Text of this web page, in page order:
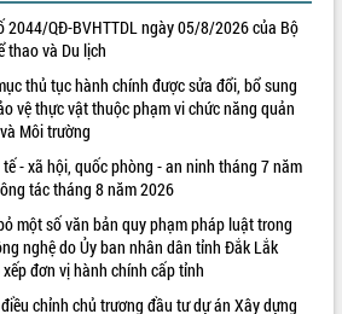
2044/QĐ-BVHTTDL ngày 05/8/2026 của Bộ
thao và Du lịch
thủ tục hành chính được sửa đổi, bổ sung
vệ thực vật thuộc phạm vi chức năng quản
Môi trường
- xã hội, quốc phòng - an ninh tháng 7 năm
tác tháng 8 năm 2026
một số văn bản quy phạm pháp luật trong
nghệ do Ủy ban nhân dân tỉnh Đắk Lắk
đơn vị hành chính cấp tỉnh
chỉnh chủ trương đầu tư dự án Xây dựng